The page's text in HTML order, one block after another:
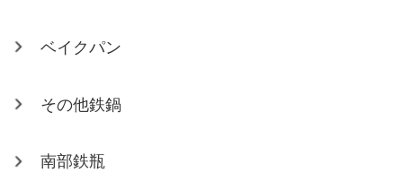
ベイクパン
その他鉄鍋
南部鉄瓶